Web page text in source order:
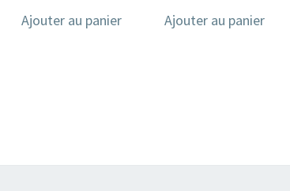
Ajouter au panier Ajouter au panier